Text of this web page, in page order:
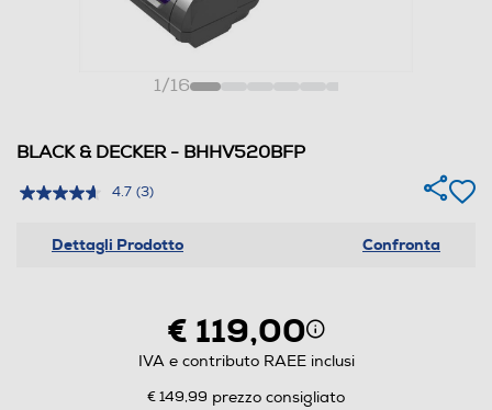
1/16
BLACK & DECKER - BHHV520BFP
4.7 (3)
Dettagli Prodotto Confronta
€ 119,00
IVA e contributo RAEE inclusi
€ 149,99 prezzo consigliato